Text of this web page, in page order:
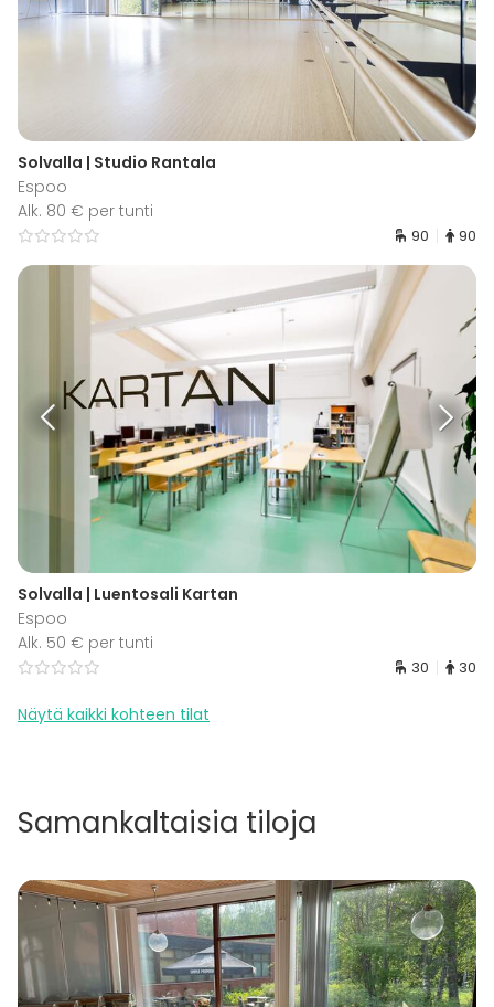
Solvalla | Studio Rantala
Espoo
Alk. 80 € per tunti
90 90
Solvalla | Luentosali Kartan
Espoo
Alk. 50 € per tunti
30 30
Näytä kaikki kohteen tilat
Samankaltaisia tiloja